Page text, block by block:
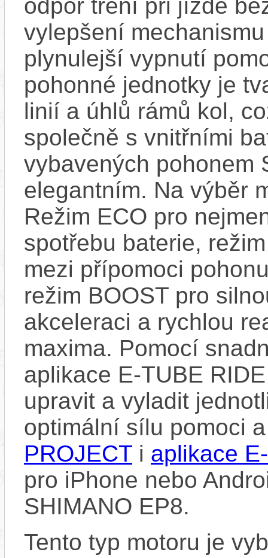
odpor tření při jízdě
vylepšení
plynulejší vypnutí
pohonné jednotky je
linií a úhlů rámů kol,
společně s vnitřními
vybavených pohonem
elegantním. Na výběr
Režim ECO pro
spotřebu baterie,
mezi přípomoci
režim BOOST pro
akceleraci a rychlou
maxima. Pomocí
aplikace E-TUBE
upravit a vyladit
optimální sílu pomoci
PROJECT i aplikace
pro iPhone nebo
SHIMANO EP8.
Tento typ motoru je